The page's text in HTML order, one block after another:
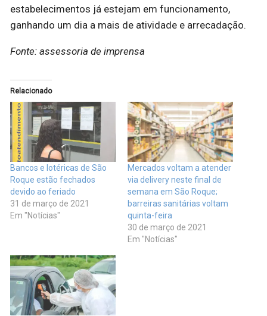
estabelecimentos já estejam em funcionamento,
ganhando um dia a mais de atividade e arrecadação.
Fonte: assessoria de imprensa
Relacionado
Bancos e lotéricas de São
Roque estão fechados
devido ao feriado
31 de março de 2021
Em "Notícias"
Mercados voltam a atender
via delivery neste final de
semana em São Roque;
barreiras sanitárias voltam
quinta-feira
30 de março de 2021
Em "Notícias"